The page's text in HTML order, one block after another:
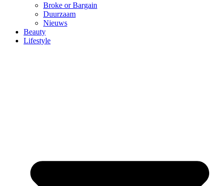
Broke or Bargain
Duurzaam
Nieuws
Beauty
Lifestyle